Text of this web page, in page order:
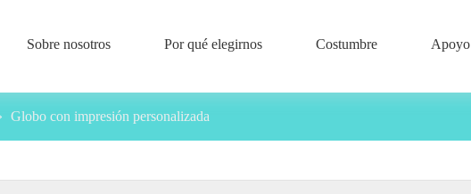
Sobre nosotros Por qué elegirnos Costumbre Apoyo
Globo con impresión personalizada